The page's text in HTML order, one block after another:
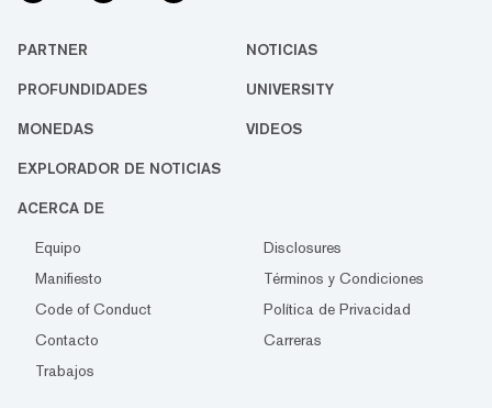
PARTNER NOTICIAS
PROFUNDIDADES UNIVERSITY
MONEDAS VIDEOS
EXPLORADOR DE NOTICIAS
ACERCA DE
Equipo
Disclosures
Manifiesto
Términos y Condiciones
Code of Conduct
Política de Privacidad
Contacto
Carreras
Trabajos